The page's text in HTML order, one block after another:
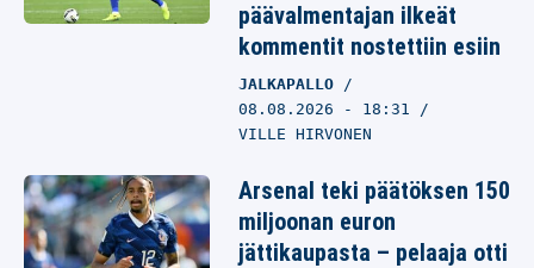
päävalmentajan ilkeät
kommentit nostettiin esiin
JALKAPALLO
08.08.2026 - 18:31
VILLE HIRVONEN
Arsenal teki päätöksen 150
miljoonan euron
jättikaupasta – pelaaja otti